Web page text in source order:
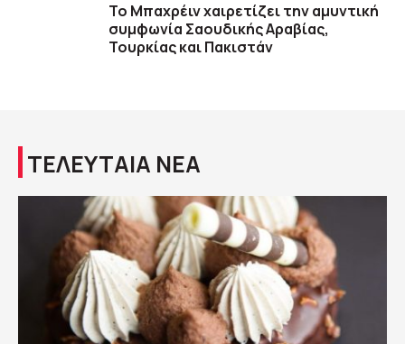
Το Μπαχρέιν χαιρετίζει την αμυντική
συμφωνία Σαουδικής Αραβίας,
Τουρκίας και Πακιστάν
ΤΕΛΕΥΤΑΙΑ ΝΕΑ